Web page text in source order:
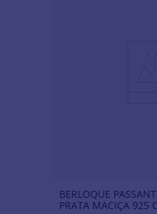
BERLOQUE
PRATA MACIÇA 925